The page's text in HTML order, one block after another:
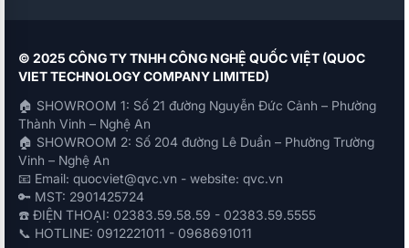
© 2025 CÔNG TY TNHH CÔNG NGHỆ QUỐC VIỆT (QUOC
VIET TECHNOLOGY COMPANY LIMITED)
🏠 SHOWROOM 1: Số 21 đường Nguyễn Đức Cảnh – Phường
Thành Vinh – Nghệ An
🏠 SHOWROOM 2: Số 204 đường Lê Duẩn – Phường Trường
Vinh – Nghệ An
📧 Email: quocviet@qvc.vn - website: qvc.vn
🔑 MST: 2901425724
☎️ ĐIỆN THOẠI: 02383.59.58.59 - 02383.59.5555
📞 HOTLINE: 0912221011 - 0968691011